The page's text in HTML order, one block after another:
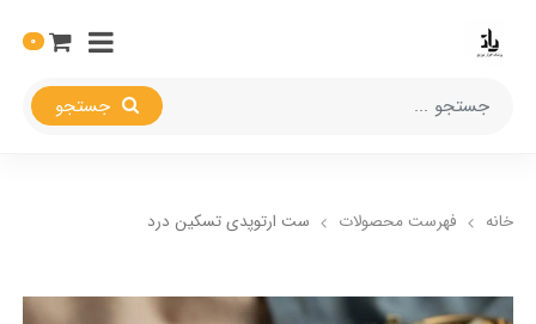
0
خانه فهرست محصولات ست ارتوپدی تسکین درد